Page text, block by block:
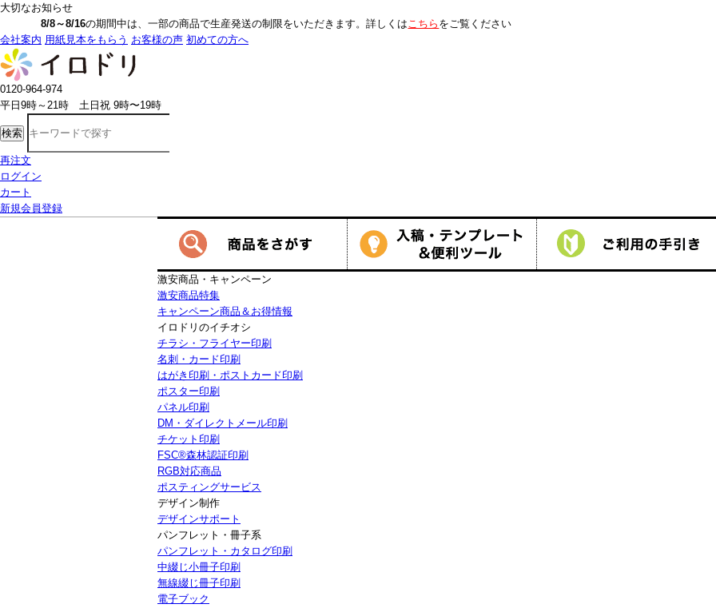
大切なお知らせ
8/8～8/16の期間中は、一部の商品で生産発送の制限をいただきます。詳しくはこちら をご覧ください
会社案内 用紙見本をもらう お客様の声 初めての方へ
0120-964-974
平日9時～21時 土日祝 9時〜19時
検索
再注文
ログイン
カート
新規会員登録
激安商品・キャンペーン
激安商品特集
キャンペーン商品＆お得情報
イロドリのイチオシ
チラシ・フライヤー印刷
名刺・カード印刷
はがき印刷・ポストカード印刷
ポスター印刷
パネル印刷
DM・ダイレクトメール印刷
チケット印刷
FSC®森林認証印刷
RGB対応商品
ポスティングサービス
デザイン制作
デザインサポート
パンフレット・冊子系
パンフレット・カタログ印刷
中綴じ小冊子印刷
無線綴じ冊子印刷
電子ブック